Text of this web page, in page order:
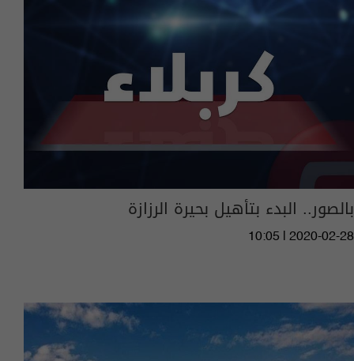
بالصور.. البدء بتأهيل بحيرة الرزازة
10:05 | 2020-02-28